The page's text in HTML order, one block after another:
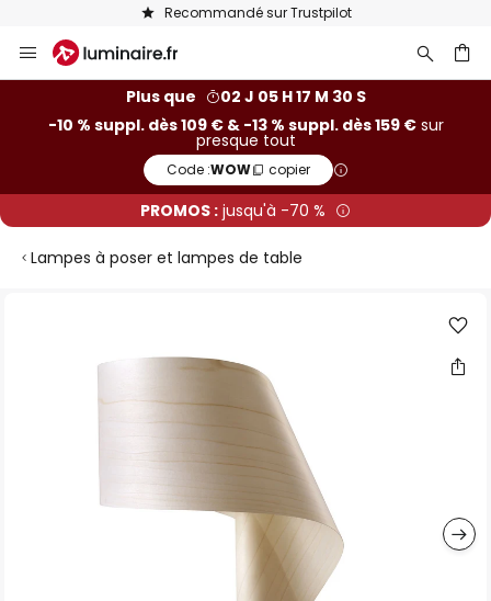
Recommandé sur Trustpilot
Allez
au
Plus que
02 J 05 H 17 M 29 S
-10 % suppl. dès 109 € & -13 % suppl. dès 159 €sur
presque tout
Code :WOW copier
PROMOS : jusqu'à -70 %
Lampes à poser et lampes de table